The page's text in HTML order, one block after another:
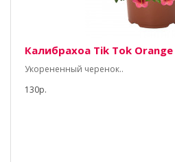
Калибрахоа Tik Tok Orange
Укорененный черенок..
130р.